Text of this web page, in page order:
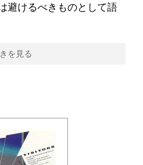
避けるべきものとして語
を見る